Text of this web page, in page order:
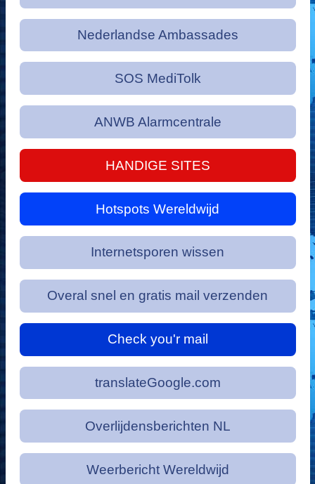
Nederlandse Ambassades
SOS MediTolk
ANWB Alarmcentrale
HANDIGE SITES
Hotspots Wereldwijd
Internetsporen wissen
Overal snel en gratis mail verzenden
Check you'r mail
translateGoogle.com
Overlijdensberichten NL
Weerbericht Wereldwijd